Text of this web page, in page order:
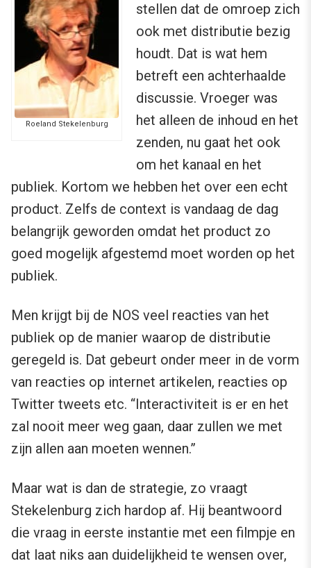
Roeland Stekelenburg
stellen dat de omroep zich
ook met distributie bezig
houdt. Dat is wat hem
betreft een achterhaalde
discussie. Vroeger was
het alleen de inhoud en het
zenden, nu gaat het ook
om het kanaal en het
publiek. Kortom we hebben het over een echt
product. Zelfs de context is vandaag de dag
belangrijk geworden omdat het product zo
goed mogelijk afgestemd moet worden op het
publiek.
Men krijgt bij de NOS veel reacties van het
publiek op de manier waarop de distributie
geregeld is. Dat gebeurt onder meer in de vorm
van reacties op internet artikelen, reacties op
Twitter tweets etc. “Interactiviteit is er en het
zal nooit meer weg gaan, daar zullen we met
zijn allen aan moeten wennen.”
Maar wat is dan de strategie, zo vraagt
Stekelenburg zich hardop af. Hij beantwoord
die vraag in eerste instantie met een filmpje en
dat laat niks aan duidelijkheid te wensen over,